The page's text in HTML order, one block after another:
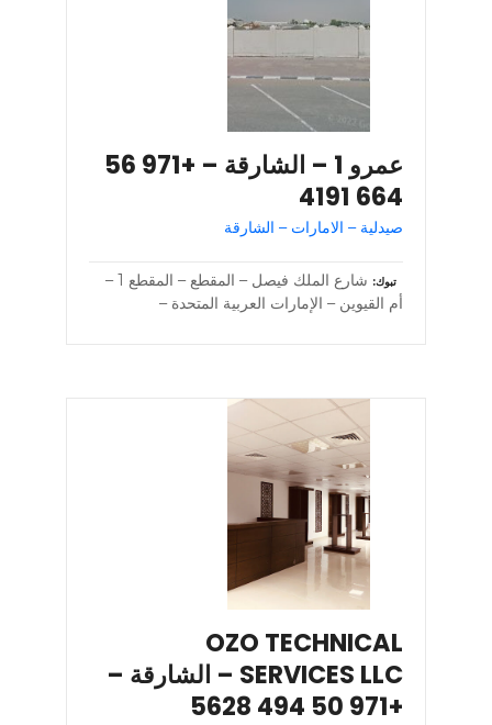
عمرو 1 – الشارقة – +971 56
664 4191
صيدلية – الامارات – الشارقة
تبوك
شارع الملك فيصل – المقطع – المقطع 1 –
أم القيوين – الإمارات العربية المتحدة –
OZO TECHNICAL
SERVICES LLC – الشارقة –
+971 50 494 5628